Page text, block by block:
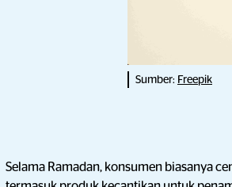
Sumber: Freepik
Selama Ramadan, konsumen biasanya